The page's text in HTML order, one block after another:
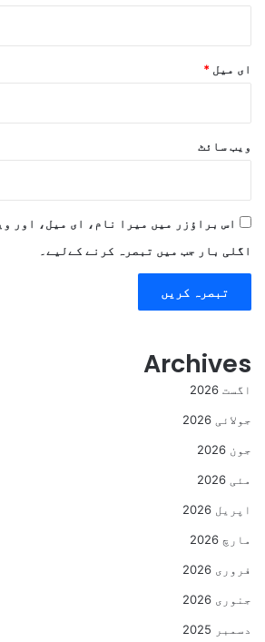
ای میل *
ویب‌ سائٹ
اس براؤزر میں میرا نام، ای میل، اور
اگلی بار جب میں تبصرہ کرنے کےلیے۔
Archives
اگست 2026
جولائی 2026
جون 2026
مئی 2026
اپریل 2026
مارچ 2026
فروری 2026
جنوری 2026
دسمبر 2025